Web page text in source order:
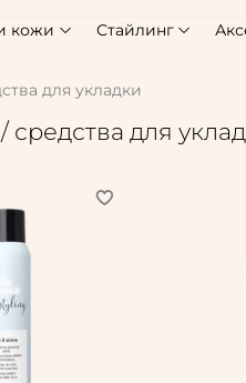
кожи Стайлинг
для укладки
средства для